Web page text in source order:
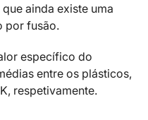
ainda existe uma
por fusão.
específico do
entre os plásticos,
respetivamente.